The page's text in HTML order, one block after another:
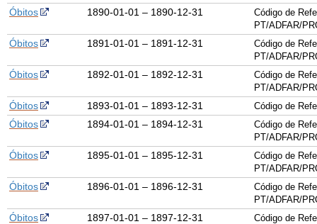
Óbitos 1890-01-01 – 1890-12-31
Código de
PT/ADFAR/
Óbitos 1891-01-01 – 1891-12-31
Código de
PT/ADFAR/
Óbitos 1892-01-01 – 1892-12-31
Código de
PT/ADFAR/
Óbitos 1893-01-01 – 1893-12-31 Código de
Óbitos 1894-01-01 – 1894-12-31
Código de
PT/ADFAR/
Óbitos 1895-01-01 – 1895-12-31
Código de
PT/ADFAR/
Óbitos 1896-01-01 – 1896-12-31
Código de
PT/ADFAR/
Óbitos 1897-01-01 – 1897-12-31
Código de